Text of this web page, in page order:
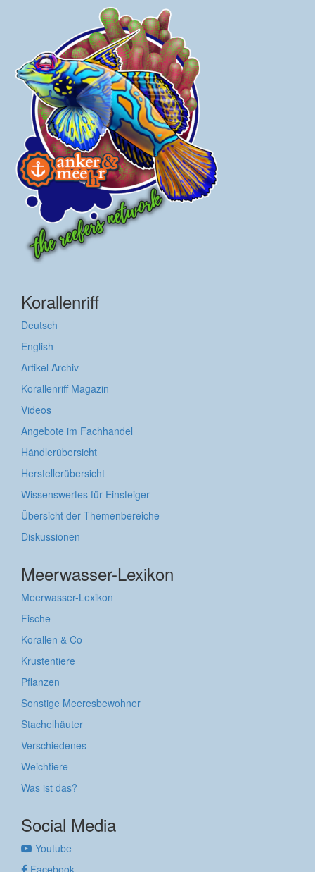
Korallenriff
Deutsch
English
Artikel Archiv
Korallenriff Magazin
Videos
Angebote im Fachhandel
Händlerübersicht
Herstellerübersicht
Wissenswertes für Einsteiger
Übersicht der Themenbereiche
Diskussionen
Meerwasser-Lexikon
Meerwasser-Lexikon
Fische
Korallen & Co
Krustentiere
Pflanzen
Sonstige Meeresbewohner
Stachelhäuter
Verschiedenes
Weichtiere
Was ist das?
Social Media
Youtube